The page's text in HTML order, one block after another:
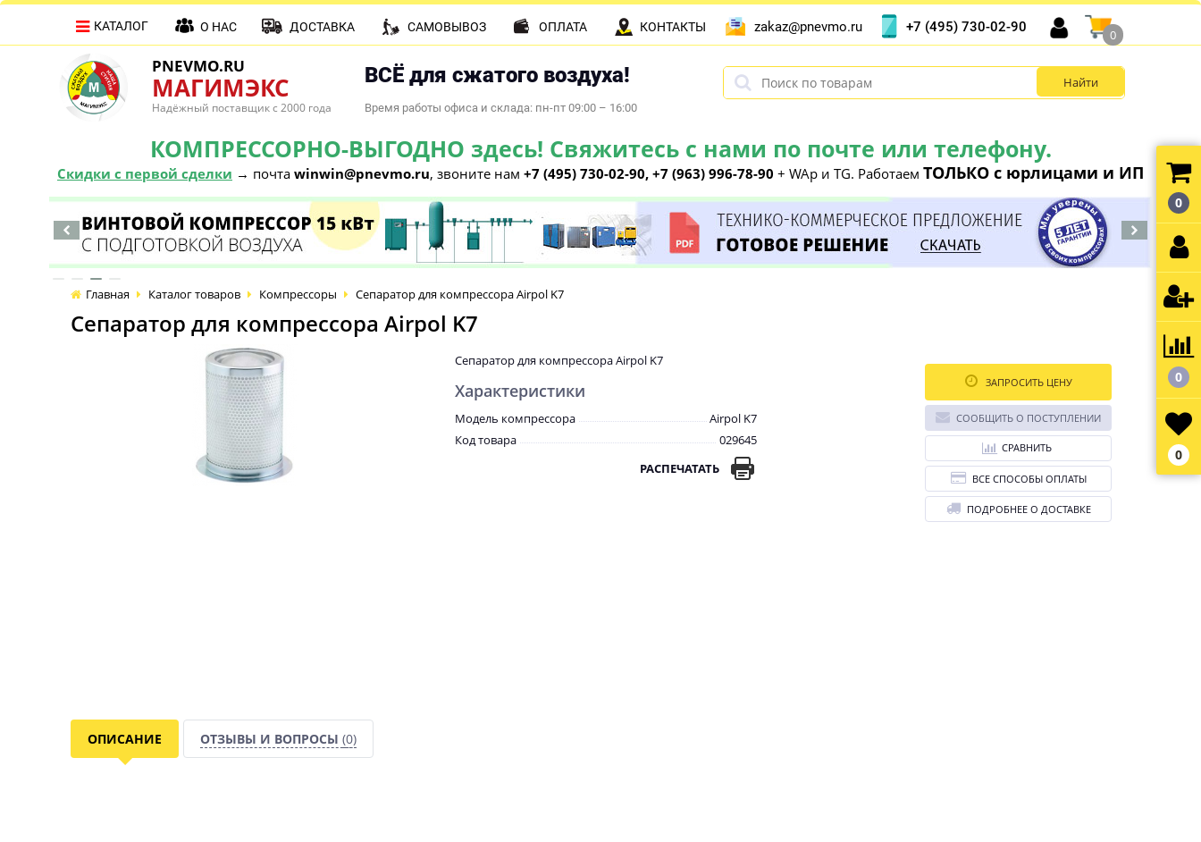
PNEVMO.RU
МАГИМЭКС
Надёжный поставщик с 2000 года
ВСЁ для сжатого воздуха!
Время работы офиса и склада: пн-пт 09:00 – 16:00
КОМПРЕССОРНО-ВЫГОДНО здесь! Свяжитесь с нами по почте или телефону.
Скидки с первой сделки → почта winwin@pnevmo.ru, звоните нам +7 (495) 730-02-90, +7 (963) 996-78-90 + WAp и TG. Работаем ТОЛЬКО с юрлицами и ИП
КАТАЛОГ О НАС ДОСТАВКА САМОВЫВОЗ ОПЛАТА КОНТАКТЫ zakaz@pnevmo.ru +7 (495) 730-02-90
0
Главная Каталог товаров Компрессоры Сепаратор для компрессора Airpol K7
Сепаратор для компрессора Airpol K7
Сепаратор для компрессора Airpol K7
Характеристики
Модель компрессора
Airpol K7
Код товара
029645
РАСПЕЧАТАТЬ
ЗАПРОСИТЬ ЦЕНУ
СООБЩИТЬ О ПОСТУПЛЕНИИ
СРАВНИТЬ
ВСЕ СПОСОБЫ ОПЛАТЫ
ПОДРОБНЕЕ О ДОСТАВКЕ
ОПИСАНИЕ ОТЗЫВЫ И ВОПРОСЫ (0)
0
0
0